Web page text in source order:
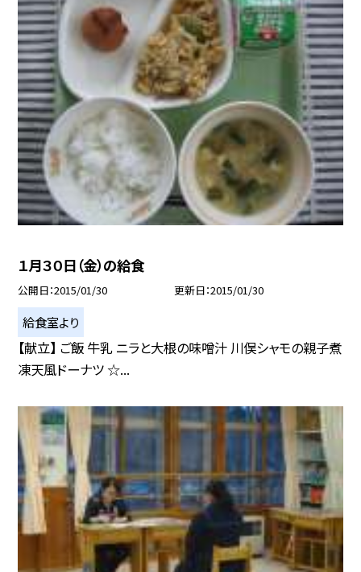
１月３０日（金）の給食
公開日 2015/01/30 更新日 2015/01/30
給食室より
【献立】 ご飯 牛乳 ニラと大根の味噌汁 川俣シャモの親子煮
凍天風ドーナツ ☆...